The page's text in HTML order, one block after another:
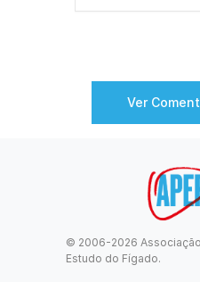
Ver
© 2006-2026
Estudo do Fígado.